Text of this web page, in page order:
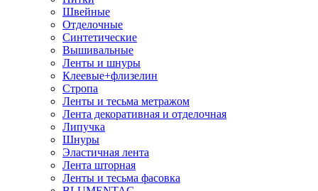
Швейные
Отделочные
Синтетические
Вышивальные
Ленты и шнуры
Клеевые+флизелин
Стропа
Ленты и тесьма метражом
Лента декоративная и отделочная
Липучка
Шнуры
Эластичная лента
Лента шторная
Ленты и тесьма фасовка